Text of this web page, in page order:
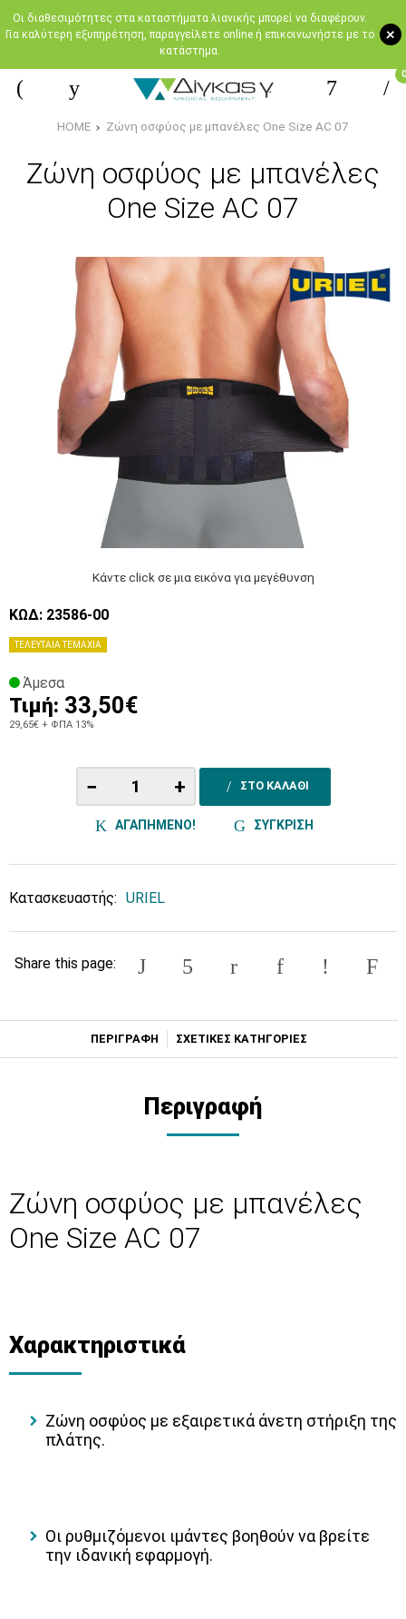
+
Oι διαθεσιμότητες στα καταστήματα λιανικής μπορεί να διαφέρουν.
Για καλύτερη εξυπηρέτηση, παραγγείλετε online ή επικοινωνήστε με το
κατάστημα.
0
HOME Ζώνη οσφύος με μπανέλες One Size AC 07
Ζώνη οσφύος με μπανέλες
One Size AC 07
Κάντε click σε μια εικόνα για μεγέθυνση
ΤΕΛΕΥΤΑΙΑ ΤΕΜΑΧΙΑ
ΚΩΔ: 23586-00
Άμεσα
Τιμή: 33,50€
29,65€ + ΦΠΑ 13%
− + ΣΤΟ ΚΑΛΑΘΙ
ΑΓΑΠΗΜΕΝΟ! ΣΥΓΚΡΙΣΗ
Κατασκευαστής: URIEL
Share this page:
ΠΕΡΙΓΡΑΦΗ ΣΧΕΤΙΚΕΣ ΚΑΤΗΓΟΡΙΕΣ
Περιγραφή
Ζώνη οσφύος με μπανέλες
One Size AC 07
Χαρακτηριστικά
Ζώνη οσφύος με εξαιρετικά άνετη στήριξη της
πλάτης.
Οι ρυθμιζόμενοι ιμάντες βοηθούν να βρείτε
την ιδανική εφαρμογή.